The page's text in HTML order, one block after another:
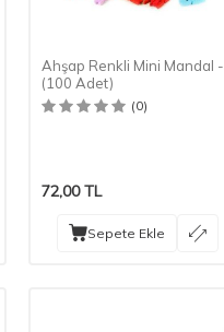
Ahşap Renkli Mini Mandal -
(100 Adet)
(0)
72,00TL
Sepete Ekle